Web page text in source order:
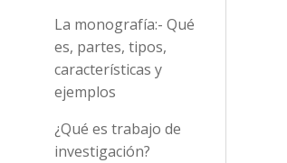
La monografía:- Qué
es, partes, tipos,
características y
ejemplos
¿Qué es trabajo de
investigación?